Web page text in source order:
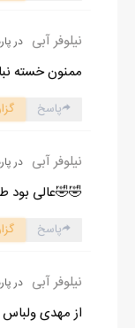
نیلوفر آبی در
ممنون خسته
پاسخ
نیلوفر آبی در
🤣🤣عالی بود
پاسخ
نیلوفر آبی در
از مهدی